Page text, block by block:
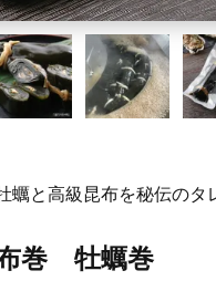
蠣と高級昆布を秘伝のタ
巻 牡蠣巻